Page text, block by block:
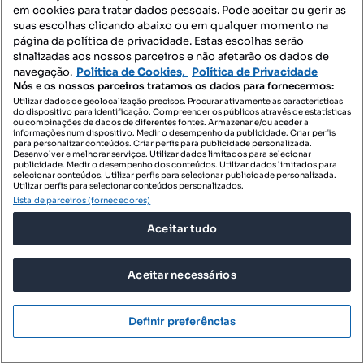
1250 €/m²
Moradia Independente T3 com Garagem, Terraço e
Tipologia
Preço por metro quadrado
em cookies para tratar dados pessoais. Pode aceitar ou gerir as
suas escolhas clicando abaixo ou em qualquer momento na
página da política de privacidade. Estas escolhas serão
sinalizadas aos nossos parceiros e não afetarão os dados de
navegação. Política de Cookies, Política de Privacidade
Nós e os nossos parceiros tratamos os dados para fornecermos:
Utilizar dados de geolocalização precisos. Procurar ativamente as características
do dispositivo para identificação. Compreender os públicos através de estatísticas
ou combinações de dados de diferentes fontes. Armazenar e/ou aceder a
informações num dispositivo. Medir o desempenho da publicidade. Criar perfis
para personalizar conteúdos. Criar perfis para publicidade personalizada.
Desenvolver e melhorar serviços. Utilizar dados limitados para selecionar
publicidade. Medir o desempenho dos conteúdos. Utilizar dados limitados para
selecionar conteúdos. Utilizar perfis para selecionar publicidade personalizada.
Utilizar perfis para selecionar conteúdos personalizados.
Lista de parceiros (fornecedores)
Aceitar tudo
Aceitar necessários
Definir preferências